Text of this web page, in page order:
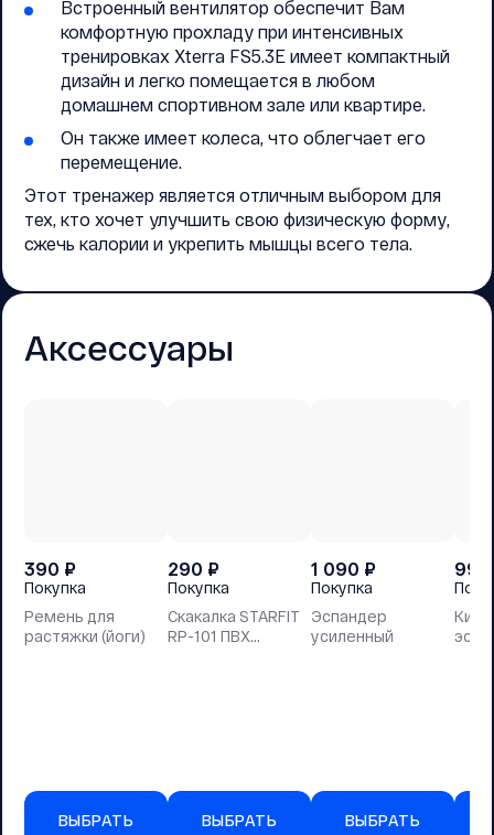
Встроенный вентилятор обеспечит Вам
комфортную прохладу при интенсивных
тренировках Xterra FS5.3E имеет компактный
дизайн и легко помещается в любом
домашнем спортивном зале или квартире.
Он также имеет колеса, что облегчает его
перемещение.
Этот тренажер является отличным выбором для
тех, кто хочет улучшить свою физическую форму,
сжечь калории и укрепить мышцы всего тела.
Аксессуары
390 ₽
Покупка
Ремень для
растяжки (йоги)
ВЫБРАТЬ
290 ₽
Покупка
Скакалка STARFIT
RP-101 ПВХ
ВЫБРАТЬ
1 090 ₽
Покупка
Эспандер
усиленный
ВЫБРАТЬ
990